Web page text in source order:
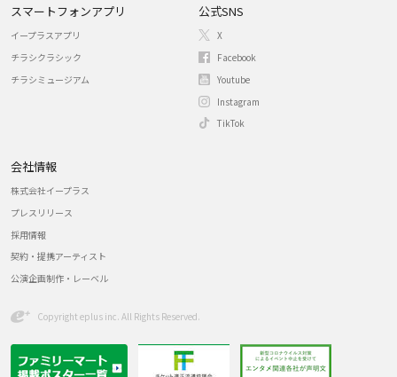
スマートフォンアプリ
イープラスアプリ
チラシクラシック
チラシミュージアム
公式SNS
X
Facebook
Youtube
Instagram
TikTok
会社情報
株式会社イープラス
プレスリリース
採用情報
契約・提携アーティスト
公演企画制作・レーベル
Copyright eplus inc. All Rights Reserved.